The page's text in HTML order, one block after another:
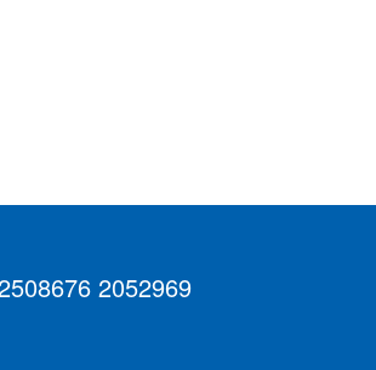
2052969